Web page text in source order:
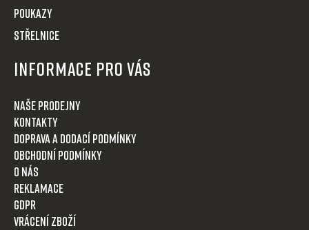
POUKAZY
STŘELNICE
Informace pro Vás
Naše prodejny
Kontakty
Doprava a dodací podmínky
Obchodní podmínky
O nás
Reklamace
GDPR
Vrácení zboží